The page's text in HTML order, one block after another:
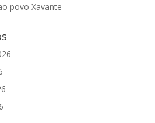
povo Xavante